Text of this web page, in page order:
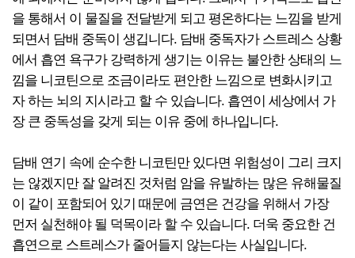
을 통해서 이 물질을 전달받게 되고 평온하다는 느낌을 받게
되면서 담배 중독이 생깁니다. 담배 중독자가 스트레스 상황
에서 흡연 욕구가 강력하게 생기는 이유는 불안한 상태의 느
낌을 니코틴으로 조금이라도 편안한 느낌으로 변화시키고
자 하는 뇌의 지시라고 할 수 있습니다. 흡연이 세상에서 가
장 큰 중독성을 갖게 되는 이유 중에 하나입니다.
담배 연기 속에 순수한 니코틴만 있다면 위험성이 그리 크지
는 않겠지만 잘 알려진 것처럼 암을 유발하는 많은 유해물질
이 같이 포함되어 있기 때문에 금연은 건강을 위해서 가장
먼저 실천해야 될 덕목이라 할 수 있습니다. 더욱 중요한 건
흡연으로 스트레스가 줄어들지 않는다는 사실입니다.